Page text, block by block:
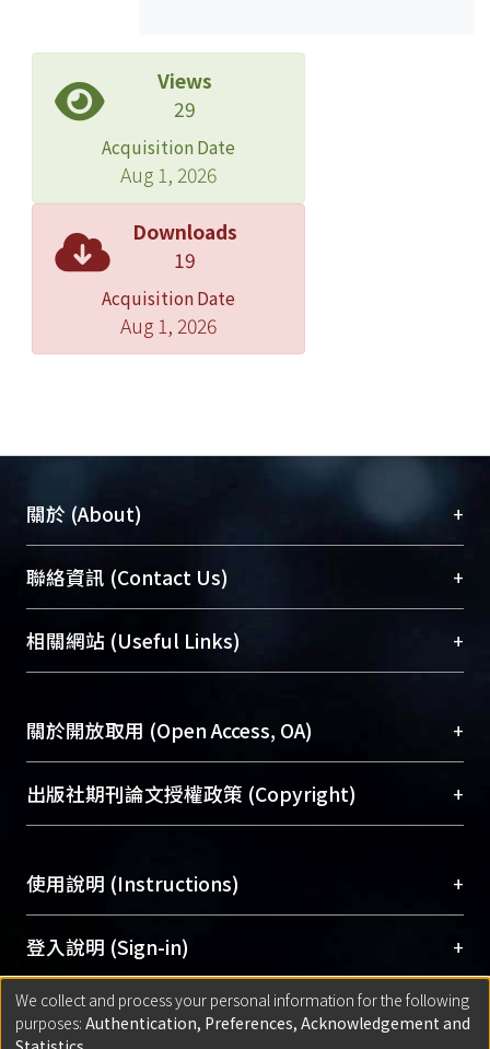
Views
29
Acquisition Date
Aug 1, 2026
Downloads
19
Acquisition Date
Aug 1, 2026
關於 (About) +
臺大位居世界頂尖大學之列，為永久珍藏及向國際
展現本校豐碩的研究成果及學術能量，圖書館整合
機構典藏（NTUR）與學術庫（AH）不同功能平
台，成為臺大學術典藏NTU scholars。期能整合研
成果。
To permanently archive and promote researcher
profiles and scholarly works, Library integrates the
services of “NTU Repository” with “Academic
聯絡資訊 (Contact Us) +
總館學科館員(Main Library)
醫學圖書館學科館員(Medical Library)
Sciences Library)
相關網站 (Useful Links) +
關於開放取用 (Open Access, OA) +
開放取用是從使用者角度提升資訊取用性的社會運
動，應用在學術研究上是透過將研究著作公開供使
用逐年攀升。同時可加速研究發展、提升研究影響
Archive）平台。 （點選深入了解OA）
出版社期刊論文授權政策 (Copyright) +
含部分內容的版權非匯入者所有，或由第三方贊
助與合作完成，請確認該版權所有者及第三方同
意提供此授權。
Please represent that the submission is your
original work, and that you have the right to
grant the rights to upload.
使用說明 (Instructions) +
網站簡介(Quickstart Guide)
使用手冊(Instruction Manual)
線上預約服務(Booking Service)
登入說明 (Sign-in) +
方案一：臺灣大學計算機中心帳號登入
(With C&INC Email Account)
匯入著作 (Submission) +
We collect and process your personal information for the following
purposes: Authentication, Preferences, Acknowledgement and